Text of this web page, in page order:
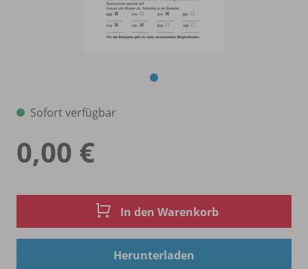
Sofort verfügbar
0,00 €
In den Warenkorb
Herunterladen